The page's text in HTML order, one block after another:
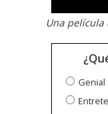
Una
Genial